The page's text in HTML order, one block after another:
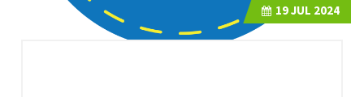
19JUL 2024